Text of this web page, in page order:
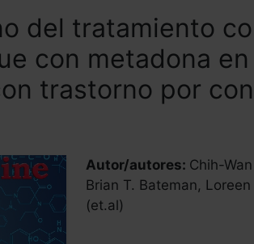
del tratamiento
con metadona en
trastorno por
Autor/autores: Chih-
Brian T. Bateman,
(et.al)